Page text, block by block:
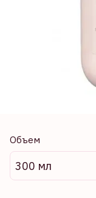
Объем
300 мл